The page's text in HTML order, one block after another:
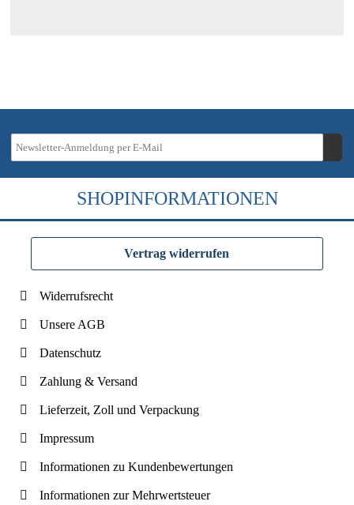
SHOPINFORMATIONEN
Vertrag widerrufen
Widerrufsrecht
Unsere AGB
Datenschutz
Zahlung & Versand
Lieferzeit, Zoll und Verpackung
Impressum
Informationen zu Kundenbewertungen
Informationen zur Mehrwertsteuer